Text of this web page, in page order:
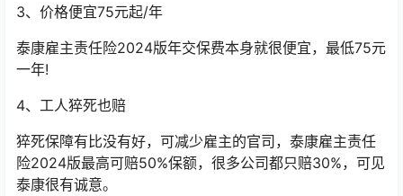
3、价格便宜75元起/年
泰康雇主责任险2024版年交保费本身就很便宜，最低75元
一年!
4、工人猝死也赔
猝死保障有比没有好，可减少雇主的官司，泰康雇主责任
险2024版最高可赔50%保额，很多公司都只赔30%，可见
泰康很有诚意。